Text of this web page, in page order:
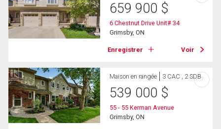
659 900 $
6 Chestnut Drive Unit# 34
Grimsby, ON
Enregistrer Voir
Maison en rangée 3 CAC , 2 SDB
539 000 $
55 - 55 Kerman Avenue
Grimsby, ON
?